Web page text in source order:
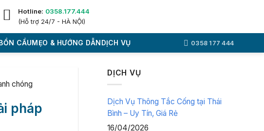
Hotline: 0358.177.444
(Hỗ trợ 24/7 - HÀ NỘI)
CẦUMẸO & HƯỚNG DẪNDỊCH VỤ 0358 177 444
chóng
pháp
DỊCH VỤ
Dịch Vụ Thông Tắc Cống tại Thái
Bình – Uy Tín, Giá Rẻ
16/04/2026